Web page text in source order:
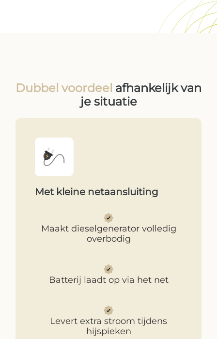
Dubbel voordeel afhankelijk van
je situatie
Met kleine netaansluiting
Maakt dieselgenerator volledig
overbodig
Batterij laadt op via het net
Levert extra stroom tijdens
hijspieken